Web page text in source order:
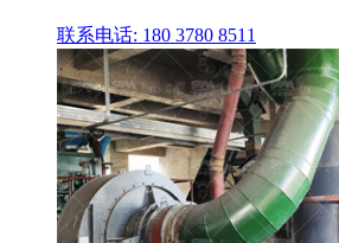
联系电话: 180 3780 8511